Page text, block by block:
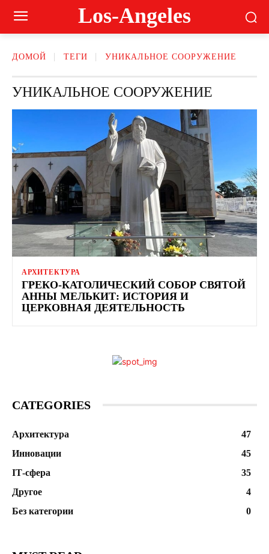
Los-Angeles
ДОМОЙ ТЕГИ УНИКАЛЬНОЕ СООРУЖЕНИЕ
УНИКАЛЬНОЕ СООРУЖЕНИЕ
АРХИТЕКТУРА
ГРЕКО-КАТОЛИЧЕСКИЙ СОБОР СВЯТОЙ
АННЫ МЕЛЬКИТ: ИСТОРИЯ И
ЦЕРКОВНАЯ ДЕЯТЕЛЬНОСТЬ
CATEGORIES
Архитектура
47
Инновации
45
ІТ-сфера
35
Другое
4
Без категории
0